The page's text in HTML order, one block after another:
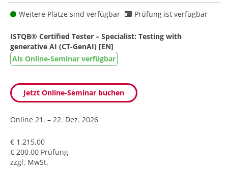
Weitere Plätze sind verfügbar Prüfung ist verfügbar
ISTQB® Certified Tester – Specialist: Testing with
generative AI (CT-GenAI) [EN]
Als Online-Seminar verfügbar
Jetzt Online-Seminar buchen
Online 21. – 22. Dez. 2026
€ 1.215,00
€ 200,00 Prüfung
zzgl. MwSt.